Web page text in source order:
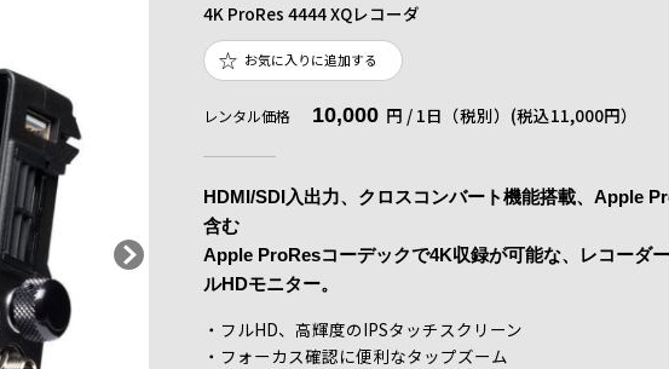
4K ProRes 4444 XQレコーダ
お気に入りに追加する
レンタル価格 10,000 円 / 1日（税別） (税込11,000円）
HDMI/SDI入出力、クロスコンバート機能搭載、Apple
含む
Apple ProResコーデックで4K収録が可能な、レコーダ
ルHDモニター。
・フルHD、高輝度のIPSタッチスクリーン
・フォーカス確認に便利なタップズーム